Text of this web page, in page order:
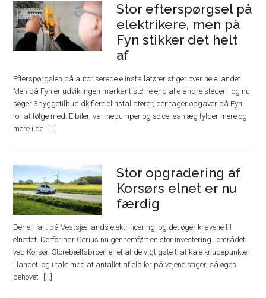
Stor efterspørgsel på
elektrikere, men på
Fyn stikker det helt
af
Efterspørgslen på autoriserede elinstallatører stiger over hele landet.
Men på Fyn er udviklingen markant større end alle andre steder - og nu
søger 3byggetilbud.dk flere elinstallatører, der tager opgaver på Fyn
for at følge med. Elbiler, varmepumper og solcelleanlæg fylder mere og
mere i de
Stor opgradering af
Korsørs elnet er nu
færdig
Der er fart på Vestsjællands elektrificering, og det øger kravene til
elnettet. Derfor har Cerius nu gennemført en stor investering i området
ved Korsør. Storebæltsbroen er et af de vigtigste trafikale knudepunkter
i landet, og i takt med at antallet af elbiler på vejene stiger, så øges
behovet